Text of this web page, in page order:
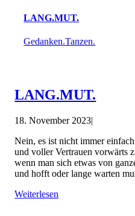
LANG.MUT.
Gedanken.Tanzen.
LANG.MUT.
18. November 2023|
Nein, es ist nicht immer
und voller Vertrauen vorwärts
wenn man sich etwas von
und hofft oder lange warten
Weiterlesen